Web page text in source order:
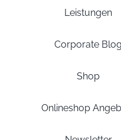
Leistungen
Corporate Blog
Shop
Onlineshop